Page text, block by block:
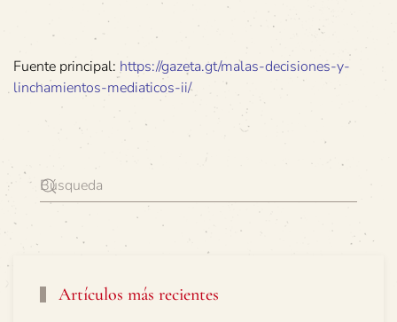
Fuente principal: https://gazeta.gt/malas-decisiones-y-
linchamientos-mediaticos-ii/
Artículos más recientes